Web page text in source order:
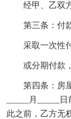
经甲、乙双
第三条：付
采取一次性
或分期付款
第四条：房
_____月_____
此之前，乙方无